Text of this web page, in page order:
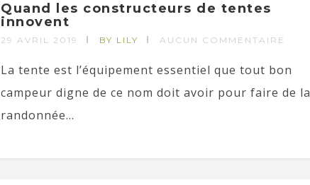
Quand les constructeurs de tentes
innovent
29 AVRIL 2019 BY LILY AUCUN COMMENTAIRE
La tente est l’équipement essentiel que tout bon
campeur digne de ce nom doit avoir pour faire de la
randonnée...